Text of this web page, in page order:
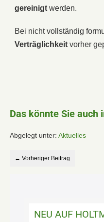
gereinigt werden.
Bei nicht vollständig
Verträglichkeit vorher
Das könnte Sie auch
Abgelegt unter: Aktuelles
← Vorheriger Beitrag
NEU AUF